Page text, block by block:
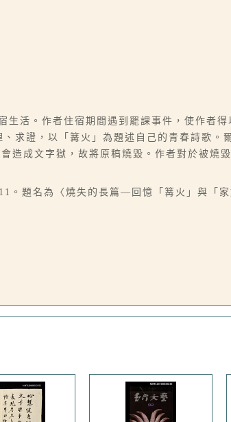
活。作者住宿期間遇到罷課事件，使作者
求證，以「篝火」為題述自己的青春詩歌。
造成文字獄，故將原稿燒毀。作者對於被燒
。題名為〈燒失的長篇—回憶「篝火」與「